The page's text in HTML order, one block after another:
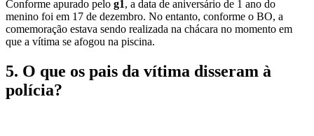
Conforme apurado pelo g1, a data de aniversário de 1 ano do
menino foi em 17 de dezembro. No entanto, conforme o BO, a
comemoração estava sendo realizada na chácara no momento em
que a vítima se afogou na piscina.
5. O que os pais da vítima disseram à
polícia?